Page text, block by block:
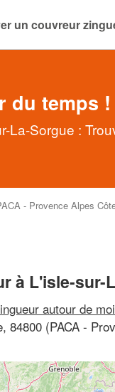
un couvreur
du temps !
La-Sorgue :
- Provence Alpes
à L'isle-sur-
autour de moi
84800 (PACA -